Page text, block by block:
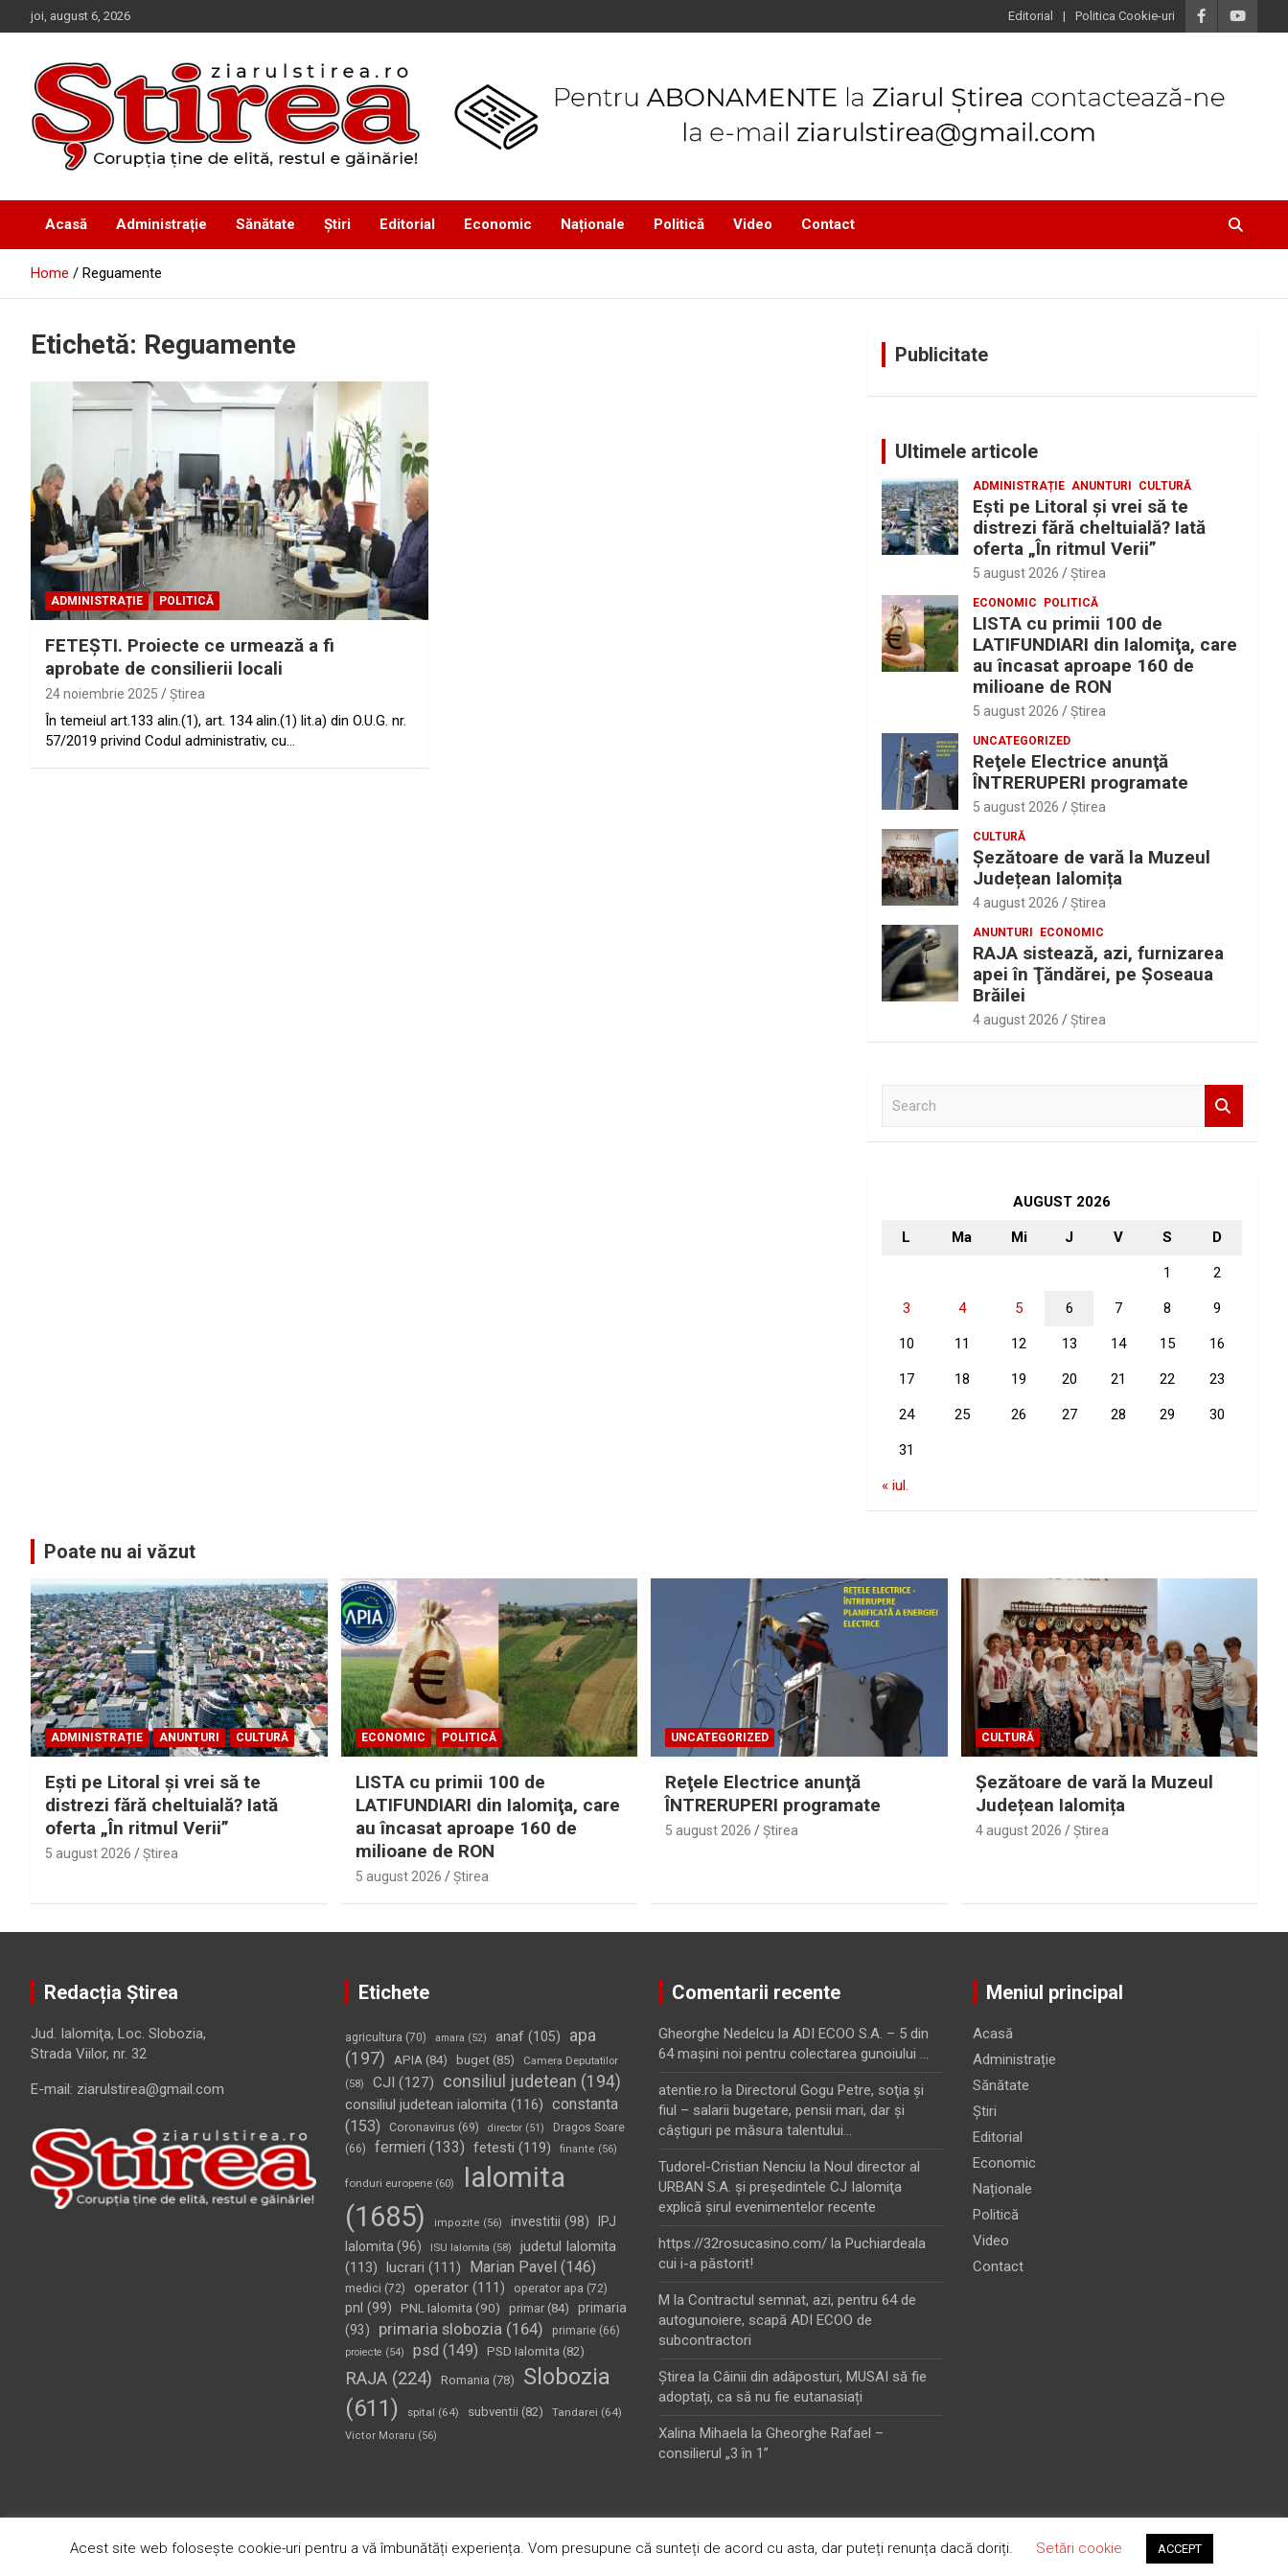
to
joi, august 6, 2026 Editorial Politica Cookie-uri
Ziarul Știrea
Acasă Administrație Sănătate Știri Editorial Economic Naționale Politică Video Contact
Home Reguamente
Etichetă: Reguamente
ADMINISTRAȚIE POLITICĂ
FETEŞTI. Proiecte ce urmează a fi
aprobate de consilierii locali
24 noiembrie 2025 Ştirea
În temeiul art.133 alin.(1), art. 134 alin.(1) lit.a) din O.U.G. nr.
57/2019 privind Codul administrativ, cu…
Publicitate
Ultimele articole
ADMINISTRAȚIE ANUNTURI CULTURĂ
Eşti pe Litoral şi vrei să te
distrezi fără cheltuială? Iată
oferta „În ritmul Verii”
5 august 2026 Ştirea
ECONOMIC POLITICĂ
LISTA cu primii 100 de
LATIFUNDIARI din Ialomiţa, care
au încasat aproape 160 de
milioane de RON
5 august 2026 Ştirea
UNCATEGORIZED
Reţele Electrice anunţă
ÎNTRERUPERI programate
5 august 2026 Ştirea
CULTURĂ
Șezătoare de vară la Muzeul
Județean Ialomița
4 august 2026 Ştirea
ANUNTURI ECONOMIC
RAJA sistează, azi, furnizarea
apei în Ţăndărei, pe Şoseaua
Brăilei
4 august 2026 Ştirea
AUGUST 2026
L Ma Mi J V S D
1 2
3 4 5 6 7 8 9
10 11 12 13 14 15 16
17 18 19 20 21 22 23
24 25 26 27 28 29 30
31
« iul.
Poate nu ai văzut
ADMINISTRAȚIE ANUNTURI CULTURĂ
Eşti pe Litoral şi vrei să te
distrezi fără cheltuială? Iată
oferta „În ritmul Verii”
5 august 2026 Ştirea
ECONOMIC POLITICĂ
LISTA cu primii 100 de
LATIFUNDIARI din Ialomiţa, care
au încasat aproape 160 de
milioane de RON
5 august 2026 Ştirea
UNCATEGORIZED
Reţele Electrice anunţă
ÎNTRERUPERI programate
5 august 2026 Ştirea
CULTURĂ
Șezătoare de vară la Muzeul
Județean Ialomița
4 august 2026 Ştirea
Redacția Știrea
Jud. Ialomiţa, Loc. Slobozia,
Strada Viilor, nr. 32
E-mail: ziarulstirea@gmail.com
Etichete
agricultura (70) amara (52) anaf(105)
apa
(197)
APIA(84) buget(85)
Camera Deputatilor
(58)
CJI (127) consiliul judetean (194)
consiliul judetean ialomita(116) constanta
(153)
Coronavirus (69) director(51)
Dragos Soare
(66)
fermieri (133) fetesti (119) finante (56)
fonduri europene(60)
Ialomita
(1685)
impozite (56) investitii (98)
IPJ
Ialomita (96) ISU Ialomita (58)
judetul Ialomita
(113) lucrari (111) Marian Pavel (146)
medici (72) operator(111) operator apa (72)
pnl (99) PNL Ialomita (90) primar(84)
primaria
(93)
primaria slobozia(164) primarie(66)
proiecte (54) psd (149) PSD Ialomita (82)
RAJA(224) Romania (78)
Slobozia
(611)
spital (64) subventii (82) Tandarei (64)
Victor Moraru (56)
Comentarii recente
Gheorghe Nedelcu la ADI ECOO S.A. – 5 din
64 maşini noi pentru colectarea gunoiului …
atentie.ro la Directorul Gogu Petre, soţia şi
fiul – salarii bugetare, pensii mari, dar şi
câştiguri pe măsura talentului…
Tudorel-Cristian Nenciu la Noul director al
URBAN S.A. şi preşedintele CJ Ialomiţa
explică şirul evenimentelor recente
https://32rosucasino.com/ la Puchiardeala
cui i-a păstorit!
M la Contractul semnat, azi, pentru 64 de
autogunoiere, scapă ADI ECOO de
subcontractori
Ştirea la Câinii din adăposturi, MUSAI să fie
adoptați, ca să nu fie eutanasiați
Xalina Mihaela la Gheorghe Rafael –
consilierul „3 în 1”
Meniul principal
Acasă
Administrație
Sănătate
Știri
Editorial
Economic
Naționale
Politică
Video
Contact
Copyright © 2026Ziarul Știrea Theme by:Theme Horse Proudly Powered by:WordPress
Acest site web folosește cookie-uri pentru a vă îmbunătăți experiența. Vom presupune că sunteți de acord cu asta, dar puteți renunța dacă doriți. Setări cookie ACCEPT